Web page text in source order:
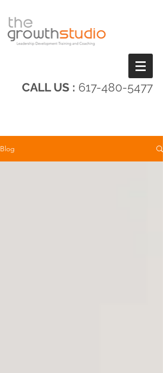
CALL US : 617-480-5477
Blog